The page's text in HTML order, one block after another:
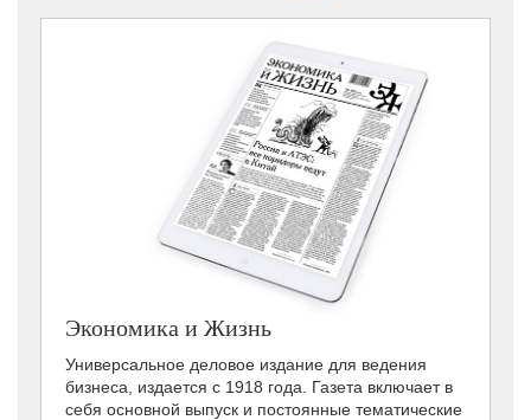
Экономика и Жизнь
Универсальное деловое издание для ведения
бизнеса, издается с 1918 года. Газета включает в
себя основной выпуск и постоянные тематические